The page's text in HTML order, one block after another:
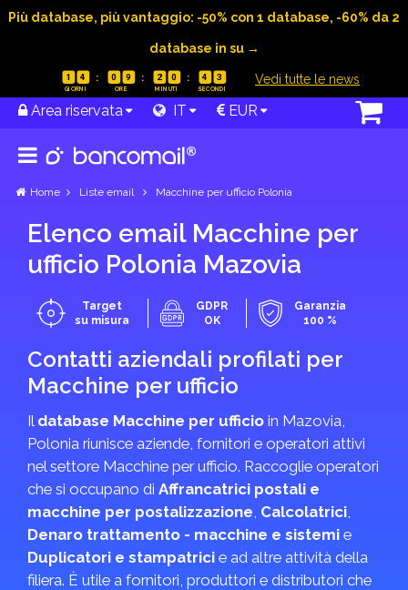
Più database, più vantaggio: -50% con 1 database, -60% da 2
database in su →
1 4 0 9 2 0 4 2 Vedi tutte le news
Area riservata IT EUR
Home Liste email Macchine per ufficio Polonia
Elenco email Macchine per
ufficio Polonia Mazovia
Target
su misura
GDPR
OK
Garanzia
100 %
Contatti aziendali profilati per
Macchine per ufficio
Il database Macchine per ufficio in Mazovia,
Polonia riunisce aziende, fornitori e operatori attivi
nel settore Macchine per ufficio. Raccoglie operatori
che si occupano di Affrancatrici postali e
macchine per postalizzazione, Calcolatrici,
Denaro trattamento - macchine e sistemi e
Duplicatori e stampatrici e ad altre attività della
filiera. È utile a fornitori, produttori e distributori che